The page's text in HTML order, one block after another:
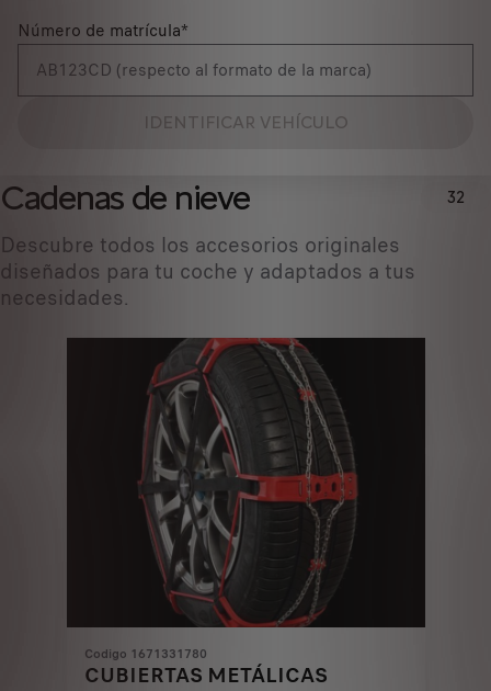
Número de matrícula*
IDENTIFICAR VEHÍCULO
Cadenas de nieve 32
Descubre todos los accesorios originales
diseñados ​​para tu coche y adaptados a tus
necesidades.
Codigo 1671331780
CUBIERTAS METÁLICAS